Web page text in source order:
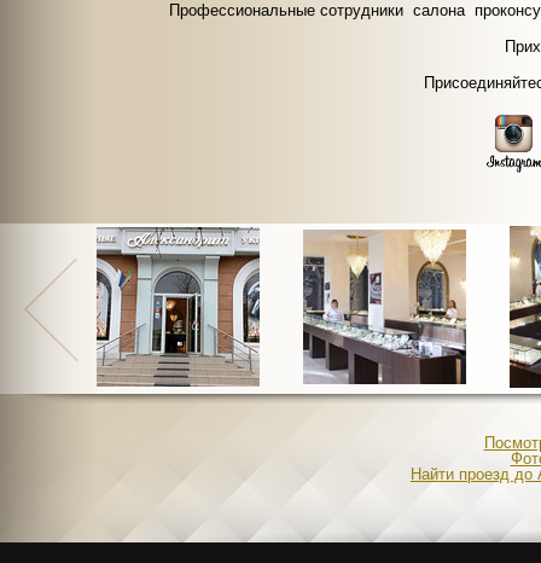
Профессиональные сотрудники салона
Найти проезд